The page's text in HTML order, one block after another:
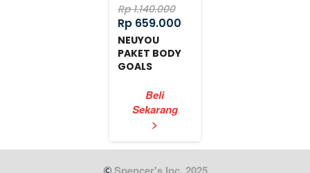
Rp 1.140.000
Rp 659.000
NEUYOU
PAKET BODY
GOALS
`
Beli
Sekarang
>